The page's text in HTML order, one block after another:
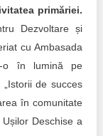
primăriei.
Dezvoltare și
cu Ambasada
o în lumină pe
de succes
în comunitate
Deschise a